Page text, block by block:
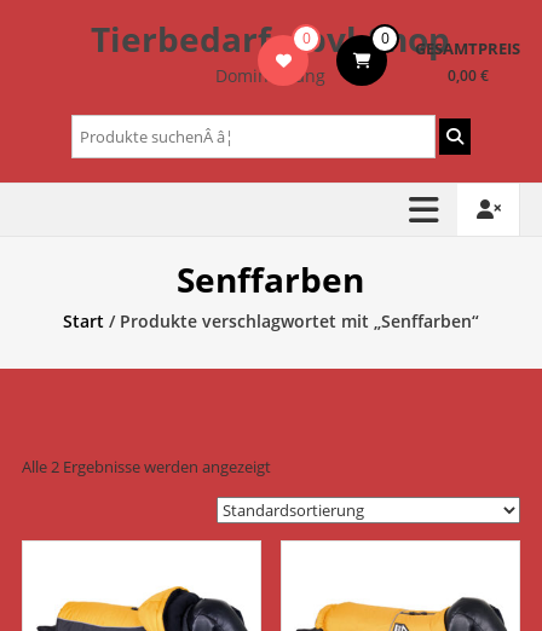
Tierbedarf – bvl-Shop
Dominik Lang
0 0 GESAMTPREIS
0,00 €
Suchen
nach:
Senffarben
Start/ Produkte verschlagwortet mit „Senffarben“
Alle 2 Ergebnisse werden angezeigt